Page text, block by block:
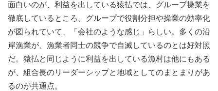
面白いのが、利益を出している猿払では、グループ操業を
徹底しているところ。グループで役割分担や操業の効率化
が図られていて、「会社のような感じ」らしい。多くの沿
岸漁業が、漁業者同士の競争で自滅しているのとは好対照
だ。猿払と同じように利益を出している漁村は他にもある
が、組合長のリーダーシップと地域としてのまとまりがあ
るのが共通点。